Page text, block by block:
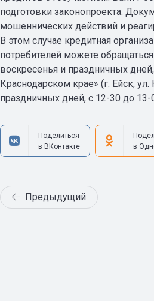
подготовки законопроекта.
мошеннических действий и
В этом случае кредитная
потребителей можете
воскресенья и праздничных
Краснодарском крае» (г. Ейск,
праздничных дней, с 12-30 до
Поделиться
в ВКонтакте
в
Предыдущий